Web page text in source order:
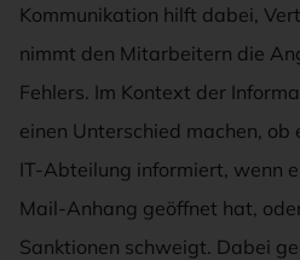
Kommunikation hilft dabei,
nimmt den Mitarbeitern die
Fehlers. Im Kontext der
einen Unterschied machen,
IT-Abteilung informiert, wenn
Mail-Anhang geöffnet hat,
Sanktionen schweigt. Dabei